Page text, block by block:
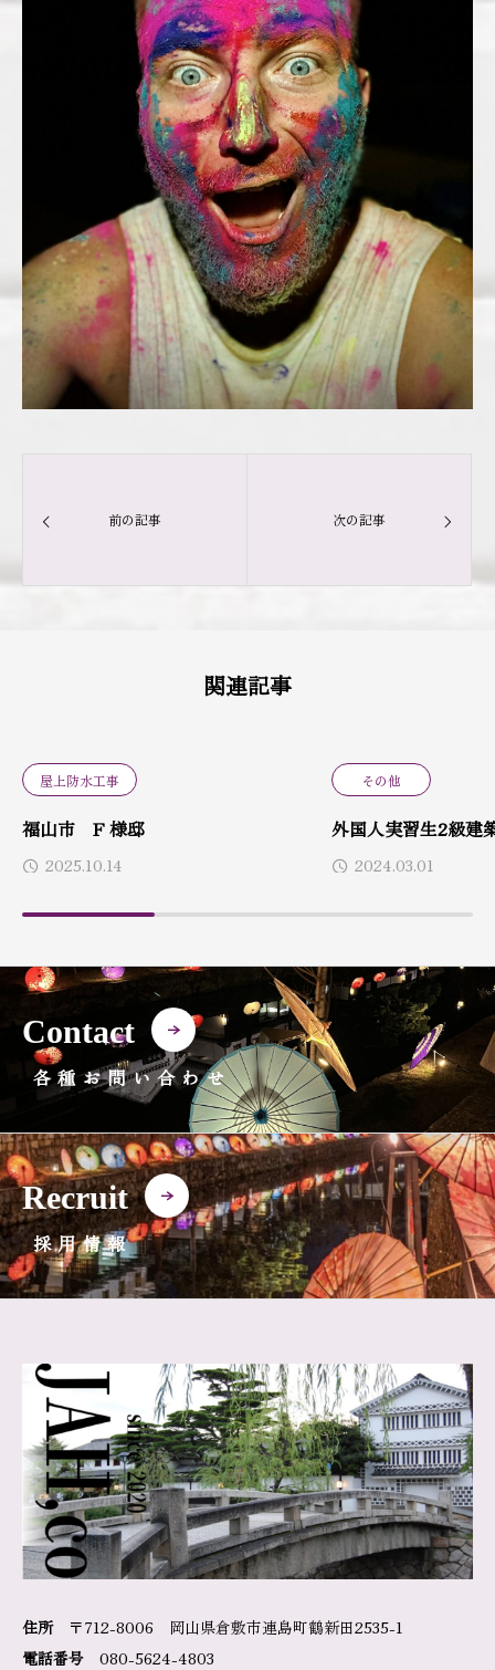
前の記事 次の記事
関連記事
屋上防水工事
福山市 F 様邸
2025.10.14
その他
外国人実習生2級建
2024.03.01
Contact
各種お問い合わせ
Recruit
採用情報
住所〒712-8006 岡山県倉敷市連島町鶴新田2535-1
電話番号
080-5624-4803